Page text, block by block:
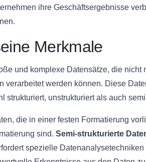
ihre Geschäftsergebnisse
Merkmale
und komplexe Datensätze, die nicht
verarbeitet werden können. Diese
strukturiert, unstrukturiert als auch
die in einer festen Formatierung
sind. Semi-strukturierte
spezielle